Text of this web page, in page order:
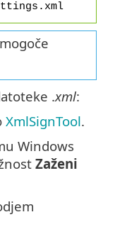
.xml:
XmlSignTool.
Windows
Zaženi